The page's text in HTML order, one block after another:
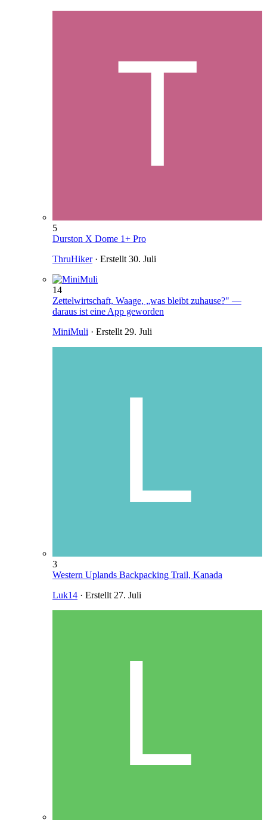
5
Durston X Dome 1+ Pro
ThruHiker· Erstellt 30. Juli
14
Zettelwirtschaft, Waage, „was bleibt zuhause?" —
daraus ist eine App geworden
MiniMuli · Erstellt 29. Juli
3
Western Uplands Backpacking Trail, Kanada
Luk14 · Erstellt 27. Juli